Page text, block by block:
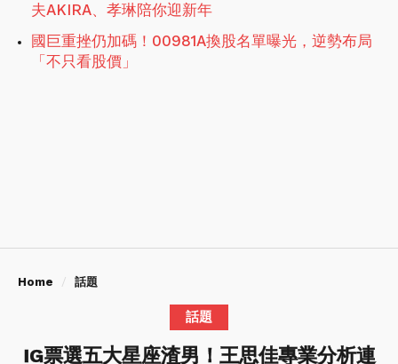
夫AKIRA、孝琳陪你迎新年
國巨重挫仍加碼！00981A換股名單曝光，逆勢布局
「不只看股價」
Home 話題
話題
IG票選五大星座渣男！王思佳專業分析連